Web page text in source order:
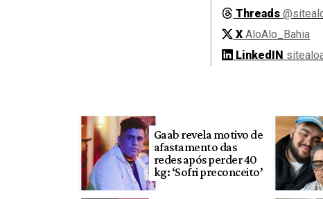
Threads
X AloAlo_Bahia
LinkedIN
Gaab revela motivo de
afastamento das
redes após perder 40
kg: ‘Sofri preconceito’